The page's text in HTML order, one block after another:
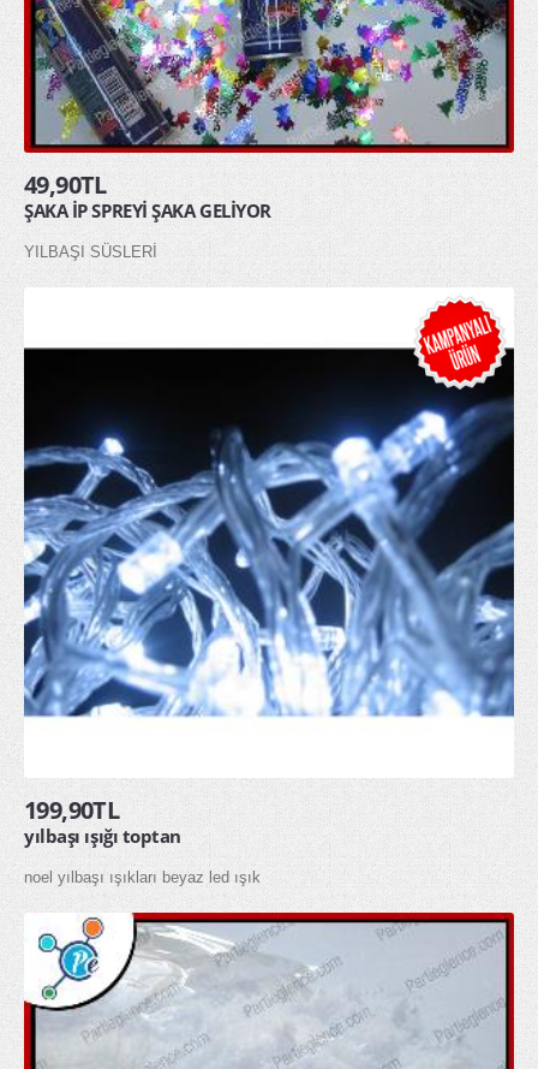
49,90TL
ŞAKA İP SPREYİ ŞAKA GELİYOR
YILBAŞI SÜSLERİ
199,90TL
yılbaşı ışığı toptan
noel yılbaşı ışıkları beyaz led ışık